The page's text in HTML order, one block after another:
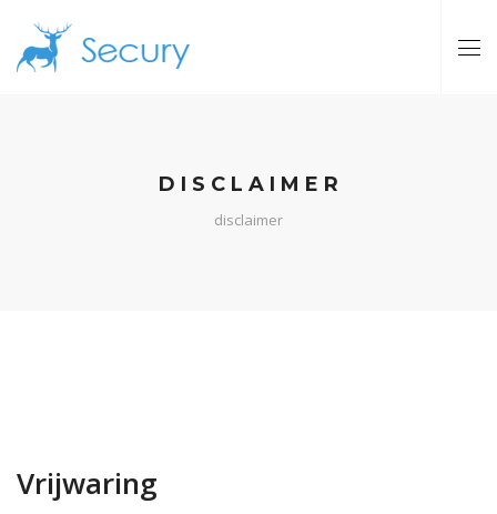
DISCLAIMER
disclaimer
Vrijwaring